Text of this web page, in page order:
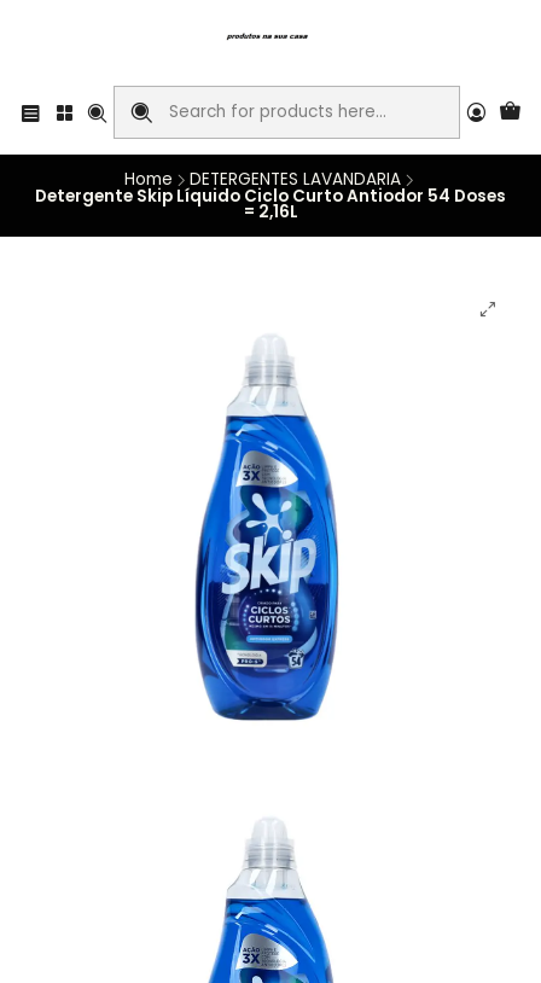
Home DETERGENTES LAVANDARIA
Detergente Skip Líquido Ciclo Curto Antiodor 54 Doses
= 2,16L